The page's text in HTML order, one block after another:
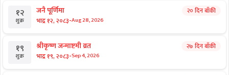
१२
शुक्र
जनै पूर्णिमा
भाद्र १२, २०८३-Aug 28, 2026
२० दिन बाँकी
१९
शुक्र
श्रीकृष्ण जन्माष्टमी व्रत
भाद्र १९, २०८३-Sep 4, 2026
२७ दिन बाँकी